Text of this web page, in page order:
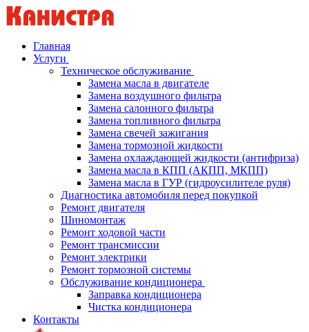
Главная
Услуги
Техническое обслуживание
Замена масла в двигателе
Замена воздушного фильтра
Замена салонного фильтра
Замена топливного фильтра
Замена свечей зажигания
Замена тормозной жидкости
Замена охлаждающей жидкости (антифриза)
Замена масла в КПП (АКПП, МКПП)
Замена масла в ГУР (гидроусилителе руля)
Диагностика автомобиля перед покупкой
Ремонт двигателя
Шиномонтаж
Ремонт ходовой части
Ремонт трансмиссии
Ремонт электрики
Ремонт тормозной системы
Обслуживание кондиционера
Заправка кондиционера
Чистка кондиционера
Контакты